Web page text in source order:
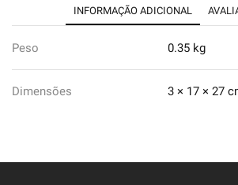
INFORMAÇÃO ADICIONAL
Peso 0.35 kg
Dimensões 3 × 17 × 27